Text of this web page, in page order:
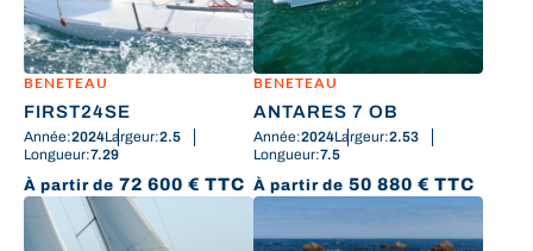
BENETEAU
FIRST24SE
Année:2024Largeur:2.5
Longueur:7.29
À partir de 72 600 € TTC
BENETEAU
ANTARES 7 OB
Année:2024Largeur:2.53
Longueur:7.5
À partir de 50 880 € TTC